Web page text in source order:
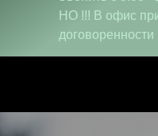
НО !!! В офис
договоренности